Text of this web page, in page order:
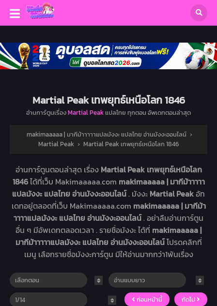
Martial Peak เทพยุทธ์เหนือโลก 1846
อ่านการ์ตูนเรื่องMartial Peakแปลไทย ทุกตอน อัพเดทตอนล่าสุด
makimaaaaa | มากีม้าาาาาแปลมังงะ แปลไทย อ่านมังงะออนไลน์ ›
Martial Peak › Martial Peak เทพยุทธ์เหนือโลก 1846
อ่านการ์ตูนตอนล่าสุด เรื่อง Martial Peak เทพยุทธ์เหนือโลก
1846ได้ที่เว็บ Makimaaaaa.com makimaaaaa | มากีม้าาาาา
แปลมังงะ แปลไทย อ่านมังงะออนไลน์. มังงะ Martial Peakอัท
เดทอยู่ตลอดที่เว็บ Makimaaaaa.com makimaaaaa | มากีม้า
าาาาแปลมังงะ แปลไทย อ่านมังงะออนไลน์. อย่าลืมอ่านการ์ตูน
อื่น ๆ มีอัพเดทตลอดเวลา . รายชื่อมังงะ ได้ที่ makimaaaaa |
มากีม้าาาาาแปลมังงะ แปลไทย อ่านมังงะออนไลน์โปรดคลิกที่
เมนู เลือกรายชื่อมังงะการ์ตูน มีให้อ่านมากกว่า1พันเรื่อง
ก่อนหน้านี้ ถัดไป